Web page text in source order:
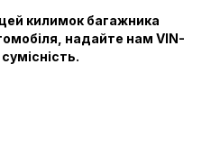
килимок багажника
надайте нам VIN-